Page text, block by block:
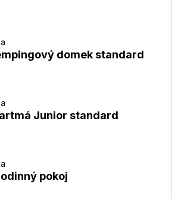
domek standard
Junior standard
pokoj